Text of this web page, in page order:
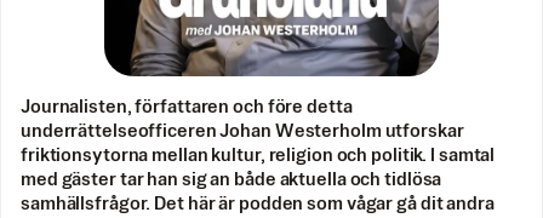
Journalisten, författaren och före detta
underrättelseofficeren Johan Westerholm utforskar
friktionsytorna mellan kultur, religion och politik. I samtal
med gäster tar han sig an både aktuella och tidlösa
samhällsfrågor. Det här är podden som vågar gå dit andra